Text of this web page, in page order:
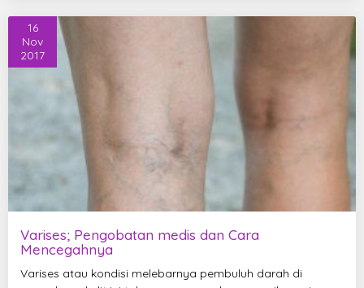
Varises; Pengobatan medis dan Cara
Mencegahnya
16
Nov
2017
Varises atau kondisi melebarnya pembuluh darah di